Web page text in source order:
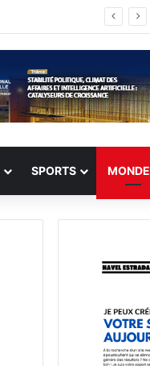
SPORTS MONDE